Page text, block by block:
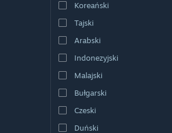
Koreański
Tajski
Arabski
Indonezyjski
Malajski
Bułgarski
Czeski
Duński